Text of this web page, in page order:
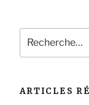
pour
:
ARTICLES